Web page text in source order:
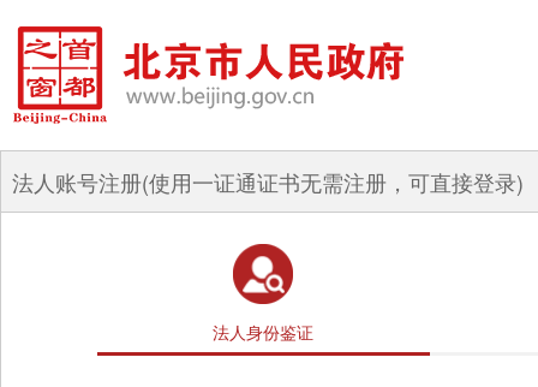
法人账号注册(使用一证通证书无需注册，可直接登录)
法人身份鉴证